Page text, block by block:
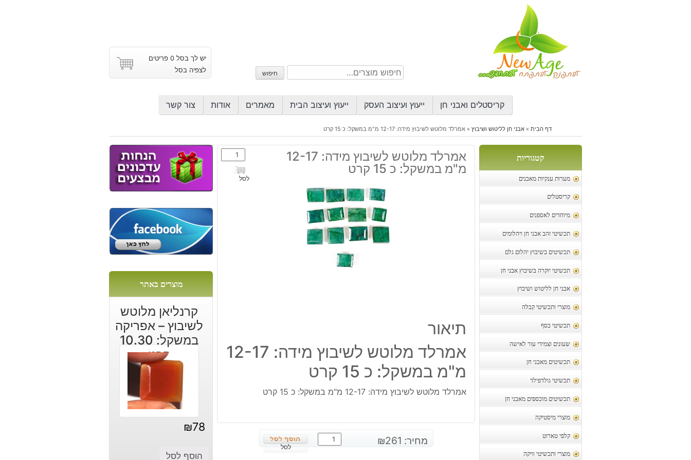
חיפוש
עבור:
חיפוש
יש לך בסל 0 פריטים
לצפיה בסל
קריסטלים ואבני חן ייעוץ ועיצוב העסק ייעוץ ועיצוב הבית מאמרים אודות צור קשר
דף הבית »אבני חן לליטוש ושיבוץ »אמרלד מלוטש לשיבוץ מידה: 12-17 מ"מ במשקל: כ 15 קרט
קטגוריות
מערות ענקיות מאבנים
קריסטלים
מיוחדים לאספנים
תכשיטי זהב אבני חן ויהלומים
תכשיטים בשיבוץ יהלום גלם
תכשיטי יוקרה בשיבוץ אבני חן
אבני חן לליטוש ושיבוץ
מוצרי ותכשיטי קבלה
תכשיטי כסף
שעונים וצמידי עור לאישה
תכשיטים מאבני חן
תכשיטי גולדפילד
תכשיטים מוכספים מאבני חן
מוצרי מיסטיקה
קלפי טארוט
מוצרי ותכשיטי וויקה
אמרלד מלוטש לשיבוץ מידה: 12-17
מ"מ במשקל: כ 15 קרט
כמות
של
אמרלד
לסל
תיאור
אמרלד מלוטש לשיבוץ מידה: 12-17
מ"מ במשקל: כ 15 קרט
אמרלד מלוטש לשיבוץ מידה: 12-17 מ"מ במשקל: כ 15 קרט
מחיר: ₪261
כמות
של
לסל
מוצרים באתר
קרנליאן מלוטש
לשיבוץ – אפריקה
במשקל: 10.30
קרט
₪78
הוסף לסל